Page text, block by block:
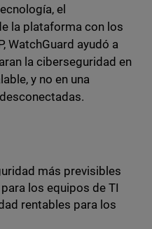
el
la plataforma con los
WatchGuard ayudó a
la ciberseguridad en
y no en una
más previsibles
los equipos de TI
rentables para los